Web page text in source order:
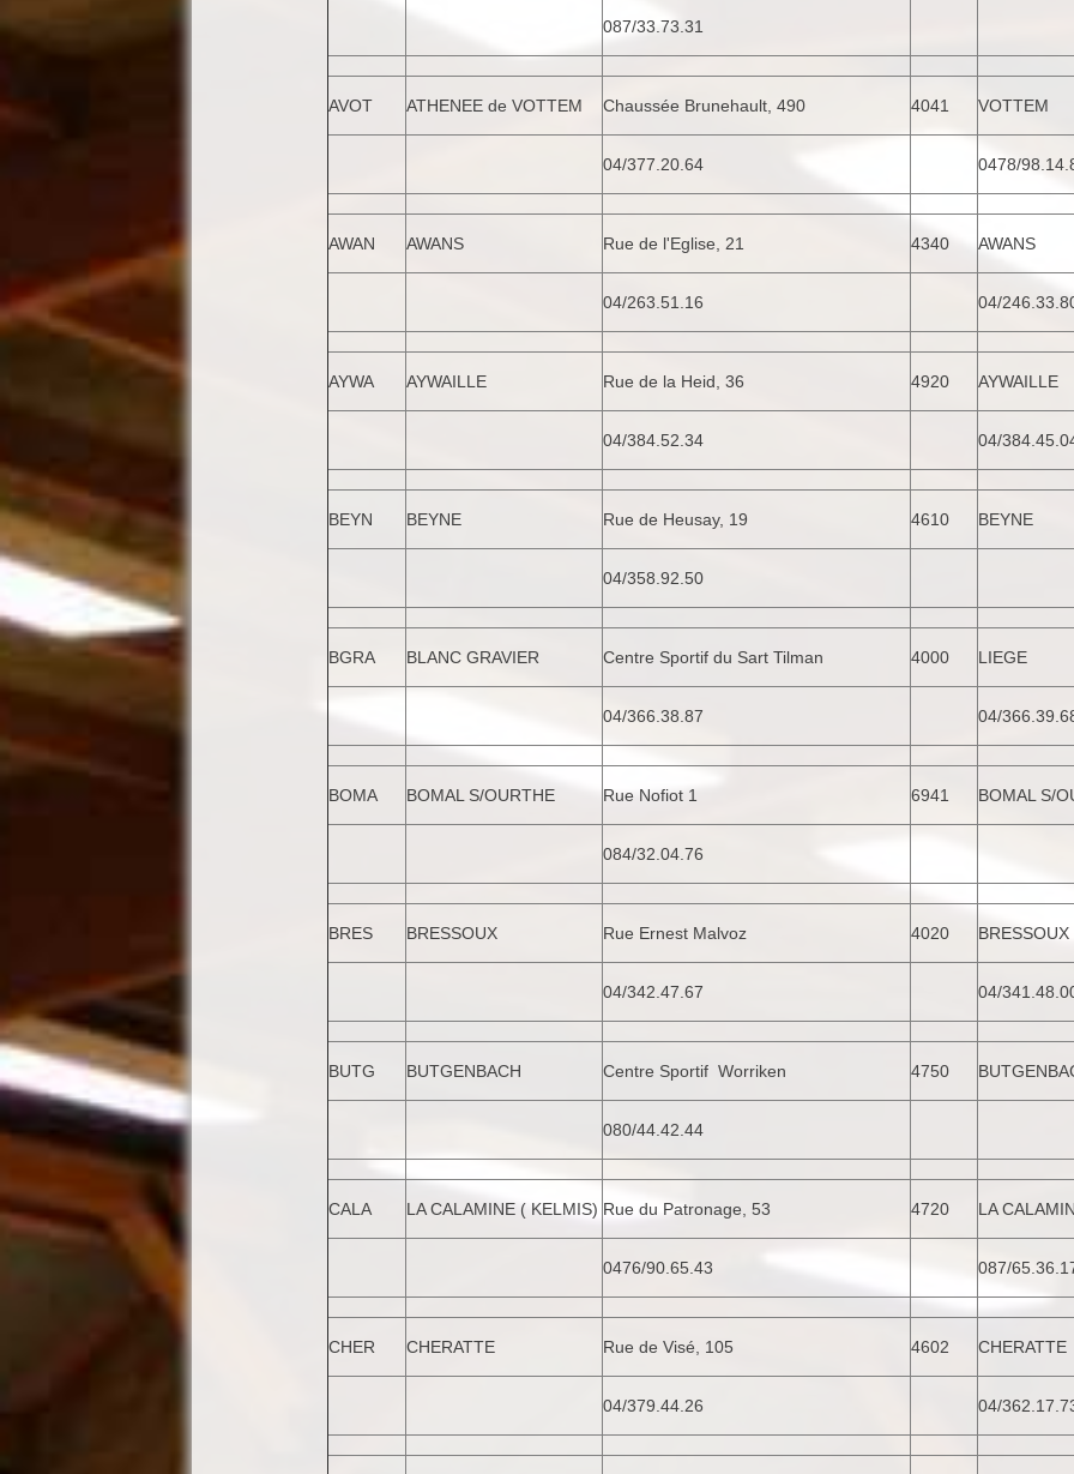
087/33.73.31
AVOT ATHENEE de VOTTEM Chaussée Brunehault, 490 4041 VOTTEM
04/377.20.64 0478/
AWAN AWANS Rue de l'Eglise, 21 4340 AWANS
04/263.51.16 04/
AYWA AYWAILLE Rue de la Heid, 36 4920 AYWAILLE
04/384.52.34 04/
BEYN BEYNE Rue de Heusay, 19 4610 BEYNE
04/358.92.50
BGRA BLANC GRAVIER Centre Sportif du Sart Tilman 4000 LIEGE
04/366.38.87 04/
BOMA BOMAL S/OURTHE Rue Nofiot 1 6941 BOMAL S/
084/32.04.76
BRES BRESSOUX Rue Ernest Malvoz 4020 BRESSOUX
04/342.47.67 04/
BUTG BUTGENBACH Centre Sportif Worriken 4750
080/44.42.44
CALA LA CALAMINE ( KELMIS) Rue du Patronage, 53 4720 LA
0476/90.65.43 087/
CHER CHERATTE Rue de Visé, 105 4602 CHERATTE
04/379.44.26 04/